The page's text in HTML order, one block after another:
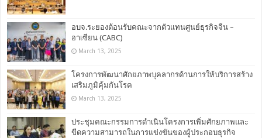
อบจ.ระยองต้อนรับคณะจากตัวแทนศูนย์ธุรกิจจีน –
อาเซียน (CABC)
March 13, 2025
โครงการพัฒนาศักยภาพบุคลากรด้านการให้บริการสร้าง
เสริมภูมิคุ้มกันโรค
March 13, 2025
ประชุมคณะกรรมการดำเนินโครงการเพิ่มศักยภาพและ
ขีดความสามารถในการแข่งขันของผู้ประกอบธุรกิจ